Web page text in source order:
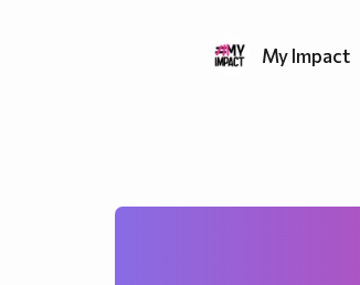
My Impact